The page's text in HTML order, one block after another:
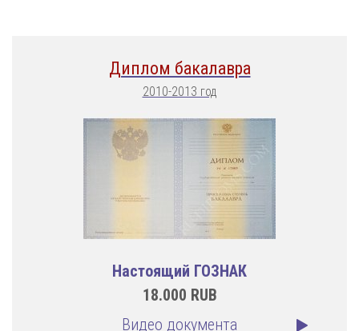
Диплом бакалавра
2010-2013 год
Настоящий ГОЗНАК
18.000 RUB
Видео документа